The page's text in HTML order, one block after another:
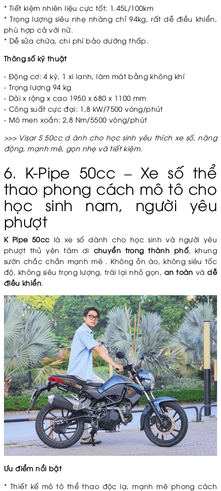
* Tiết kiệm nhiên liệu cực tốt: 1.45L/100km
*Trọng lượng siêu nhẹ nhàng chỉ 94kg, rất dễ điều khiển,
phù hợp cả với nữ.
* Dễ sửa chữa, chi phí bảo dưỡng thấp.
Thông số kỹ thuật
- Động cơ: 4 kỳ, 1 xi lanh, làm mát bằng không khí
- Trọng lượng 94 kg
- Dài x rộng x cao 1950 x 680 x 1100 mm
- Công suất cực đại: 1,8 kW/7500 vòng/phút
- Mô men xoắn: 2,8 Nm/5500 vòng/phút
>>> Visar S 50cc d ành cho học sinh yêu thích xe số, năng
động, mạnh mẽ, gọn nhẹ và tiết kiệm.
6. K-Pipe 50cc – Xe số thể
thao phong cách mô tô cho
học sinh nam, người yêu
phượt
K Pipe 50cc là xe số dành cho học sinh và người yêu
phượt thủ yên tâm di chuyển trong thành phố, khung
sườn chắc chắn mạnh mẽ . Không ồn ào, không siêu tốc
độ, không siêu trọng lượng, trái lại nhỏ gọn, an toàn vàdễ
điều khiển.
Ưu điểm nổi bật
* Thiết kế mô tô thể thao độc lạ, mạnh mẽ phong cách